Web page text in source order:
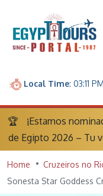
Local Time: 03:11 PM
🏆
¡Estamos
de Egipto 2026 – Tu
Home Cruzeiros no
Sonesta Star Goddess